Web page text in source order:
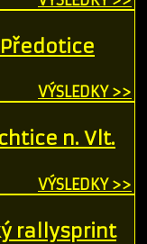
VÝSLEDKY >>
n. Vlt.
VÝSLEDKY >>
rallysprint